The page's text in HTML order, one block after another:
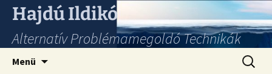
Hajdú Ildikó
Alternatív Problémamegoldó Technikák
Menü